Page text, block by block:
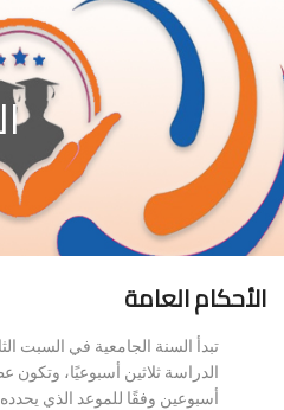
الأحكام العامة
تبدأ السنة الجامعية في السبت
الدراسة ثلاثين أسبوعيًا،
أسبوعين وفقًا للموعد الذي